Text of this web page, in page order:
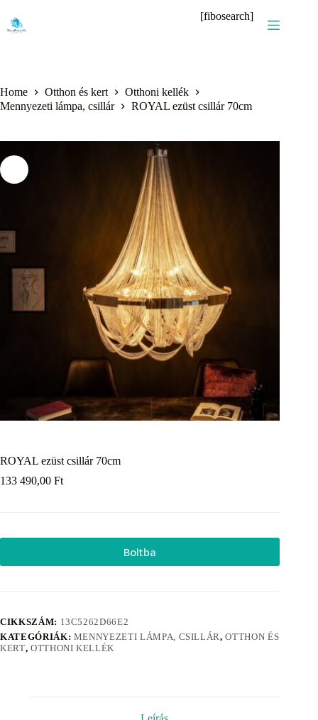
content
[fibosearch]
Home Otthon és kert
Otthoni kellék
Mennyezeti lámpa, csillár
ROYAL ezüst csillár 70cm
ROYAL ezüst csillár 70cm
133 490,00 Ft
Boltba
CIKKSZÁM: 13C5262D66E2
KATEGÓRIÁK: MENNYEZETI LÁMPA, CSILLÁR,OTTHON ÉS
KERT, OTTHONI KELLÉK